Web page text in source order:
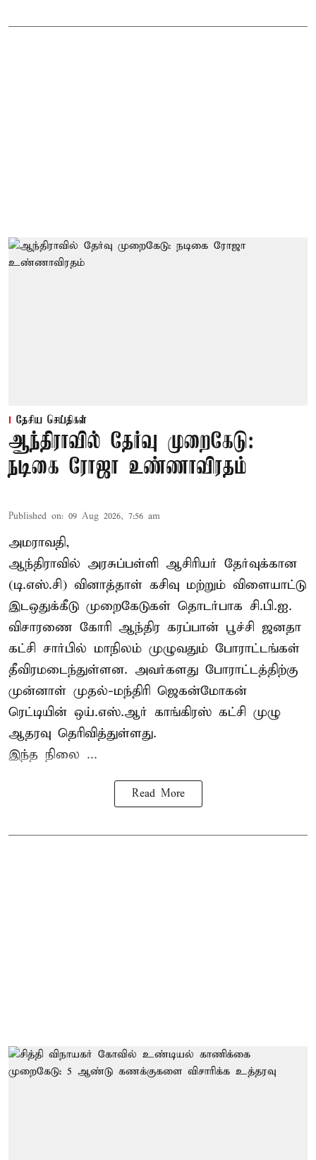
தேசிய செய்திகள்
ஆந்திராவில் தேர்வு முறைகேடு:
நடிகை ரோஜா உண்ணாவிரதம்
Published on: 09 Aug 2026, 7:56 am
அமராவதி,
ஆந்திராவில் அரசுப்பள்ளி ஆசிரியர் தேர்வுக்கான
(டி.எஸ்.சி) வினாத்தாள் கசிவு மற்றும் விளையாட்டு
இடஒதுக்கீடு முறைகேடுகள் தொடர்பாக சி.பி.ஐ.
விசாரணை கோரி ஆந்திர கரப்பான் பூச்சி ஜனதா
கட்சி சார்பில் மாநிலம் முழுவதும் போராட்டங்கள்
தீவிரமடைந்துள்ளன. அவர்களது போராட்டத்திற்கு
முன்னாள் முதல்-மந்திரி ஜெகன்மோகன்
ரெட்டியின் ஒய்.எஸ்.ஆர் காங்கிரஸ் கட்சி முழு
ஆதரவு தெரிவித்துள்ளது.
இந்த நிலை ...
Read More